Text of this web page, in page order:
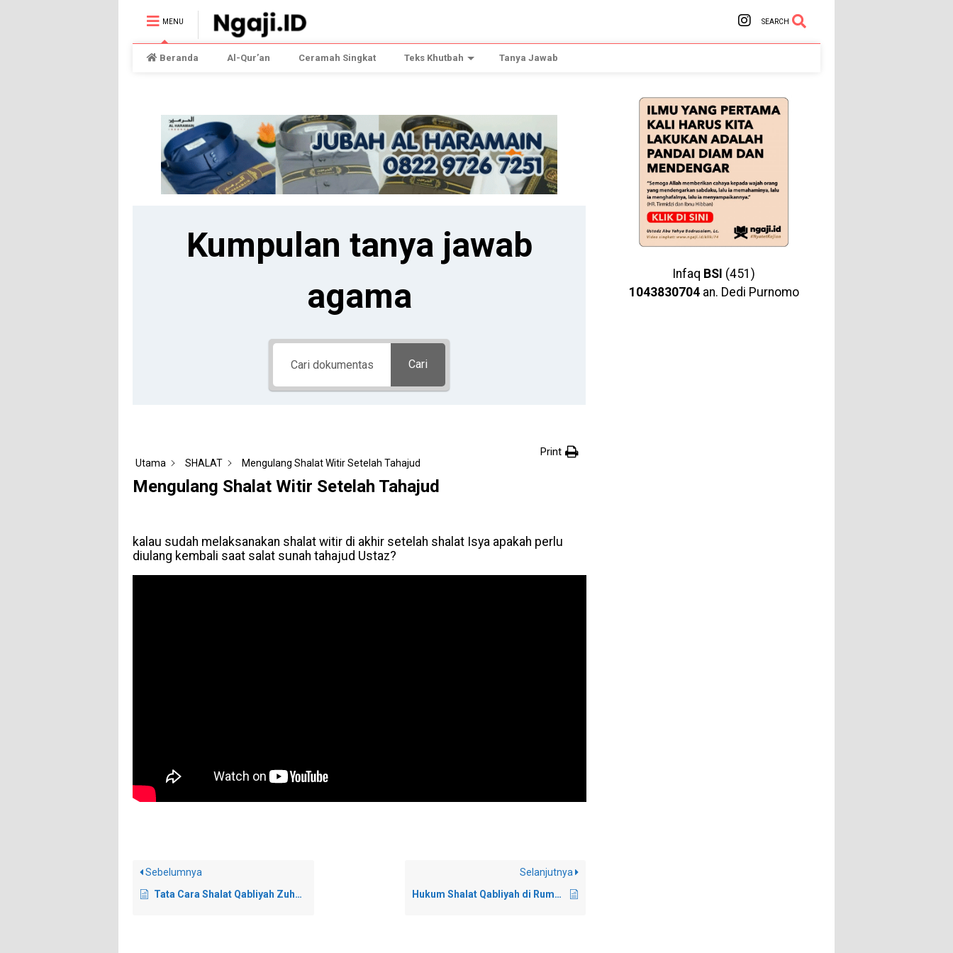
MENU SEARCH
Beranda Al-Qur’an Ceramah Singkat Teks Khutbah Tanya Jawab
Kumpulan tanya jawab
agama
Cari
Utama SHALAT Mengulang Shalat Witir Setelah Tahajud
Print
Mengulang Shalat Witir Setelah Tahajud
kalau sudah melaksanakan shalat witir di akhir setelah shalat Isya apakah perlu
diulang kembali saat salat sunah tahajud Ustaz?
Sebelumnya
Tata Cara Shalat Qabliyah Zuhur (4 Rakaat) dan Syafaat Suami yang Wafat Tenggelam
Selanjutnya
Hukum Shalat Qabliyah di Rumah Saat Azan Berkumandang
Infaq BSI (451)
1043830704an. Dedi Purnomo